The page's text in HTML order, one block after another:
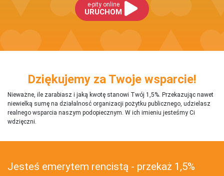
e-pity online
URUCHOM
Dziękujemy za Twoje wsparcie!
Nieważne, ile zarabiasz i jaką kwotę stanowi Twój 1,5%. Przekazując nawet
niewielką sumę na działalnosć organizacji pożytku publicznego, udzielasz
realnego wsparcia naszym podopiecznym. W ich imieniu jesteśmy Ci
wdzięczni.
Jesteś emerytem rencistą - przekaż 1,5%